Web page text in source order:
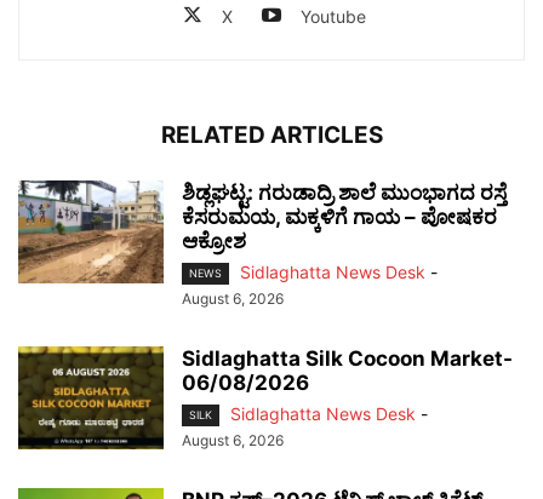
X Youtube
RELATED ARTICLES
ಶಿಡ್ಲಘಟ್ಟ: ಗರುಡಾದ್ರಿ ಶಾಲೆ ಮುಂಭಾಗದ ರಸ್ತೆ
ಕೆಸರುಮಯ, ಮಕ್ಕಳಿಗೆ ಗಾಯ – ಪೋಷಕರ
ಆಕ್ರೋಶ
NEWS Sidlaghatta News Desk -
August 6, 2026
Sidlaghatta Silk Cocoon Market-
06/08/2026
SILK Sidlaghatta News Desk -
August 6, 2026